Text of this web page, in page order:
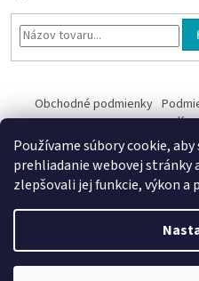
Používame súbory cookie,
prehliadanie webovej stránky
zlepšovali jej funkcie, výkon a
Obchodné podmienky